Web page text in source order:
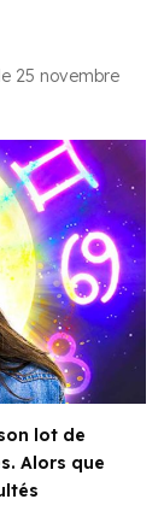
25 novembre
lot de
Alors que